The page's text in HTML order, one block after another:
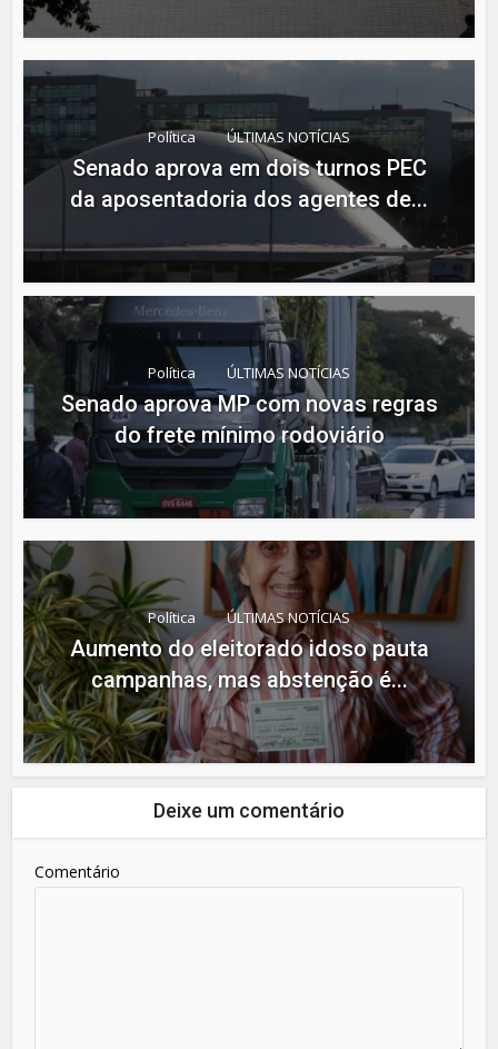
Política ÚLTIMAS NOTÍCIAS
Senado aprova em dois turnos PEC
da aposentadoria dos agentes de...
Política ÚLTIMAS NOTÍCIAS
Senado aprova MP com novas regras
do frete mínimo rodoviário
Política ÚLTIMAS NOTÍCIAS
Aumento do eleitorado idoso pauta
campanhas, mas abstenção é...
Deixe um comentário
Comentário